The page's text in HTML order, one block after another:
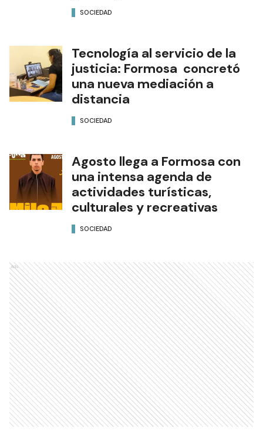
SOCIEDAD
Tecnología al servicio de la
justicia: Formosa concretó
una nueva mediación a
distancia
SOCIEDAD
Agosto llega a Formosa con
una intensa agenda de
actividades turísticas,
culturales y recreativas
SOCIEDAD
Ads